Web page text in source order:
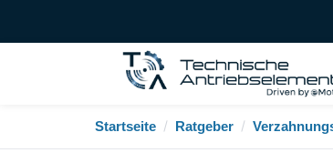
Startseite / Ratgeber /